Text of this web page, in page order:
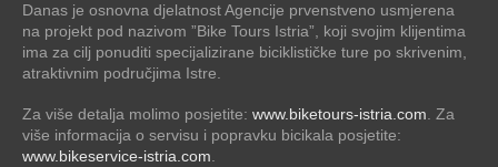
Danas je osnovna djelatnost Agencije prvenstveno usmjerena
na projekt pod nazivom ”Bike Tours Istria”, koji svojim klijentima
ima za cilj ponuditi specijalizirane biciklističke ture po skrivenim,
atraktivnim područjima Istre.
Za više detalja molimo posjetite: www.biketours-istria.com. Za
više informacija o servisu i popravku bicikala posjetite:
www.bikeservice-istria.com.